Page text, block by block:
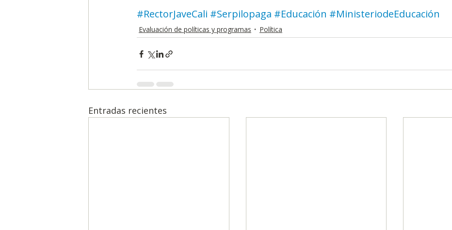
#RectorJaveCali #Serpilopaga #Educación #MinisteriodeEducación
Evaluación de políticas y programas Política
Entradas recientes